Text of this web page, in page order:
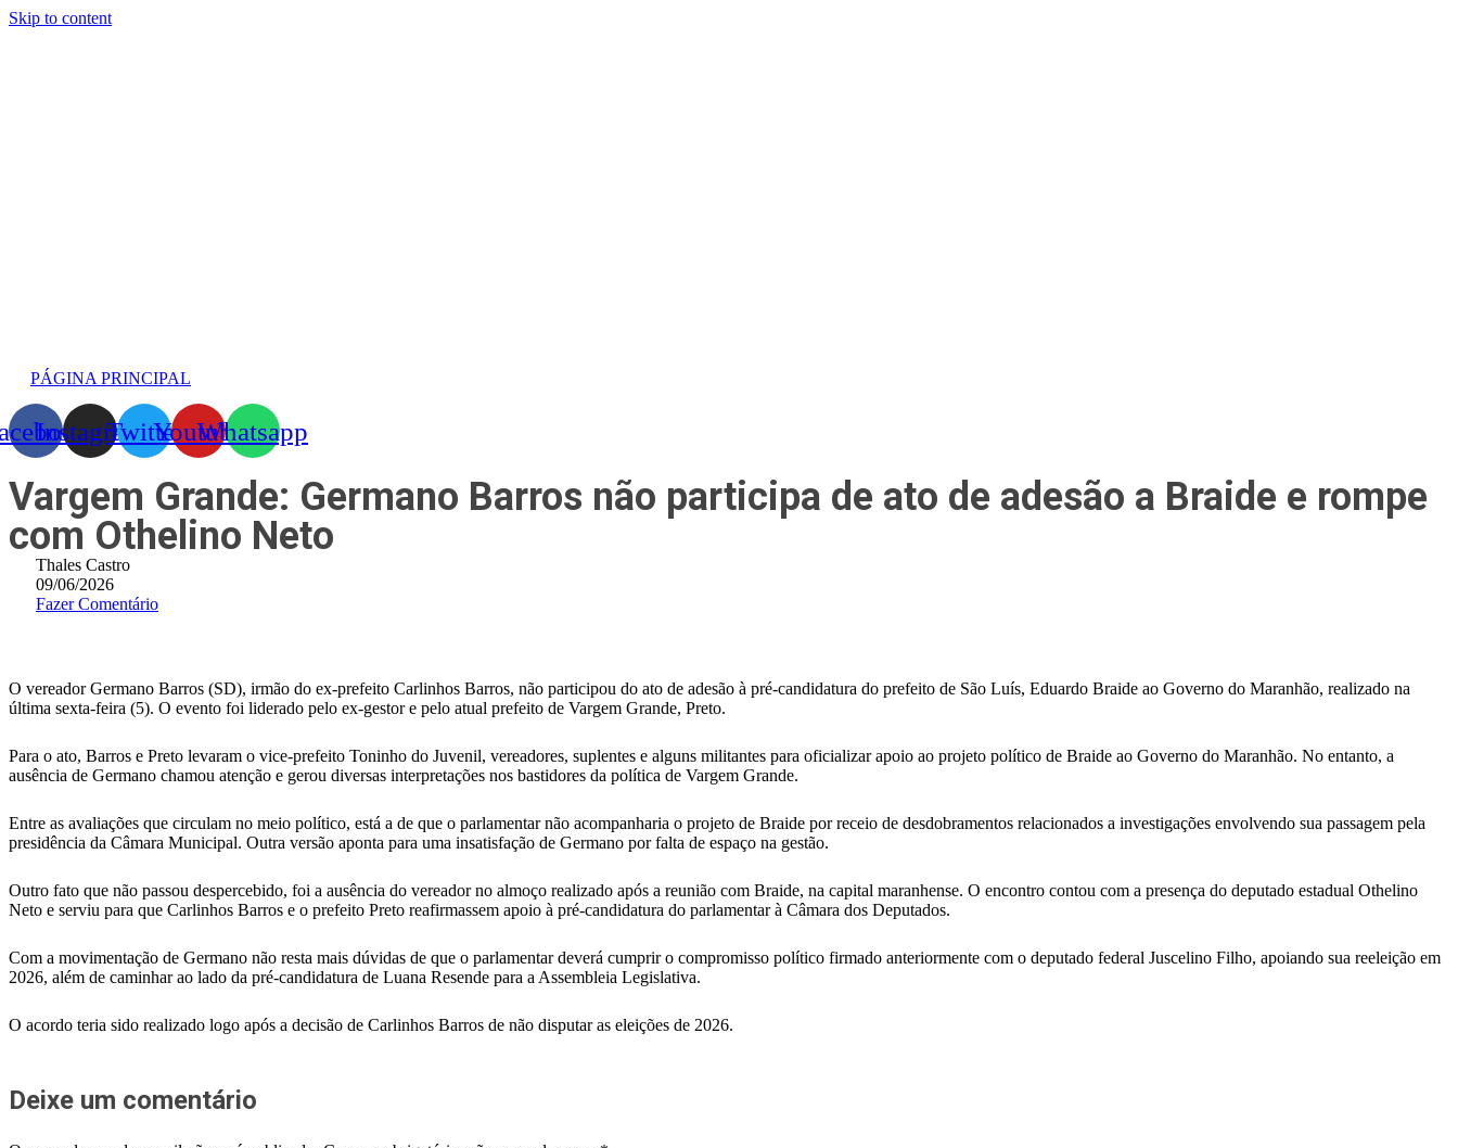
Skip to content
PÁGINA PRINCIPAL
InstagramTwitterYoutubeWhatsapp
Vargem Grande: Germano Barros não participa de ato de adesão a Braide e rompe
com Othelino Neto
Thales Castro
09/06/2026
Fazer Comentário
O vereador Germano Barros (SD), irmão do ex-prefeito Carlinhos Barros, não participou do ato de adesão à pré-candidatura do prefeito de São Luís, Eduardo Braide ao Governo do Maranhão, realizado na
última sexta-feira (5). O evento foi liderado pelo ex-gestor e pelo atual prefeito de Vargem Grande, Preto.
Para o ato, Barros e Preto levaram o vice-prefeito Toninho do Juvenil, vereadores, suplentes e alguns militantes para oficializar apoio ao projeto político de Braide ao Governo do Maranhão. No entanto, a
ausência de Germano chamou atenção e gerou diversas interpretações nos bastidores da política de Vargem Grande.
Entre as avaliações que circulam no meio político, está a de que o parlamentar não acompanharia o projeto de Braide por receio de desdobramentos relacionados a investigações envolvendo sua passagem pela
presidência da Câmara Municipal. Outra versão aponta para uma insatisfação de Germano por falta de espaço na gestão.
Outro fato que não passou despercebido, foi a ausência do vereador no almoço realizado após a reunião com Braide, na capital maranhense. O encontro contou com a presença do deputado estadual Othelino
Neto e serviu para que Carlinhos Barros e o prefeito Preto reafirmassem apoio à pré-candidatura do parlamentar à Câmara dos Deputados.
Com a movimentação de Germano não resta mais dúvidas de que o parlamentar deverá cumprir o compromisso político firmado anteriormente com o deputado federal Juscelino Filho, apoiando sua reeleição em
2026, além de caminhar ao lado da pré-candidatura de Luana Resende para a Assembleia Legislativa.
O acordo teria sido realizado logo após a decisão de Carlinhos Barros de não disputar as eleições de 2026.
Deixe um comentário